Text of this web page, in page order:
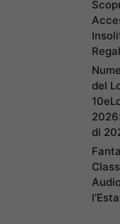
del
di